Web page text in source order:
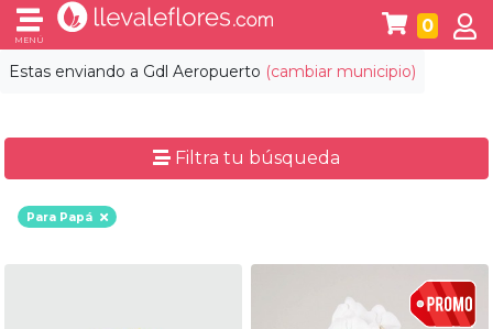
Estas enviando a Gdl Aeropuerto (cambiar municipio)
MENÚ
0
Filtra tu búsqueda
Para Papá